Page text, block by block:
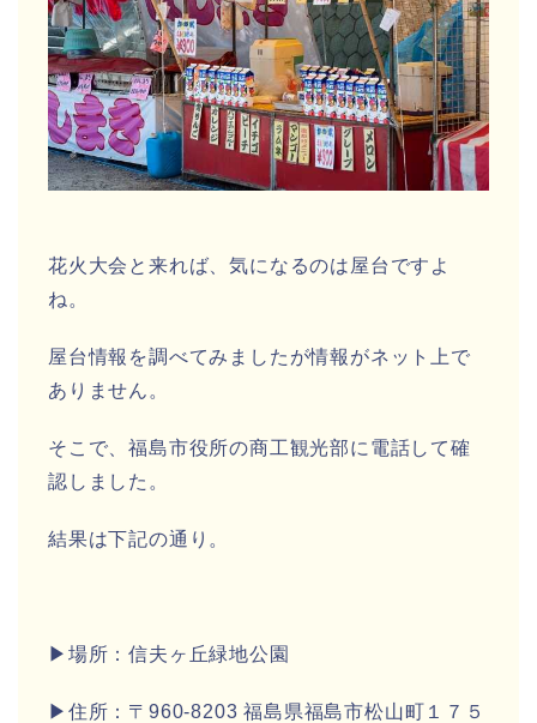
花火大会と来れば、気になるのは屋台ですよ
ね。
屋台情報を調べてみましたが情報がネット上で
ありません。
そこで、福島市役所の商工観光部に電話して確
認しました。
結果は下記の通り。
▶場所：信夫ヶ丘緑地公園
▶住所：〒960-8203 福島県福島市松山町１７５